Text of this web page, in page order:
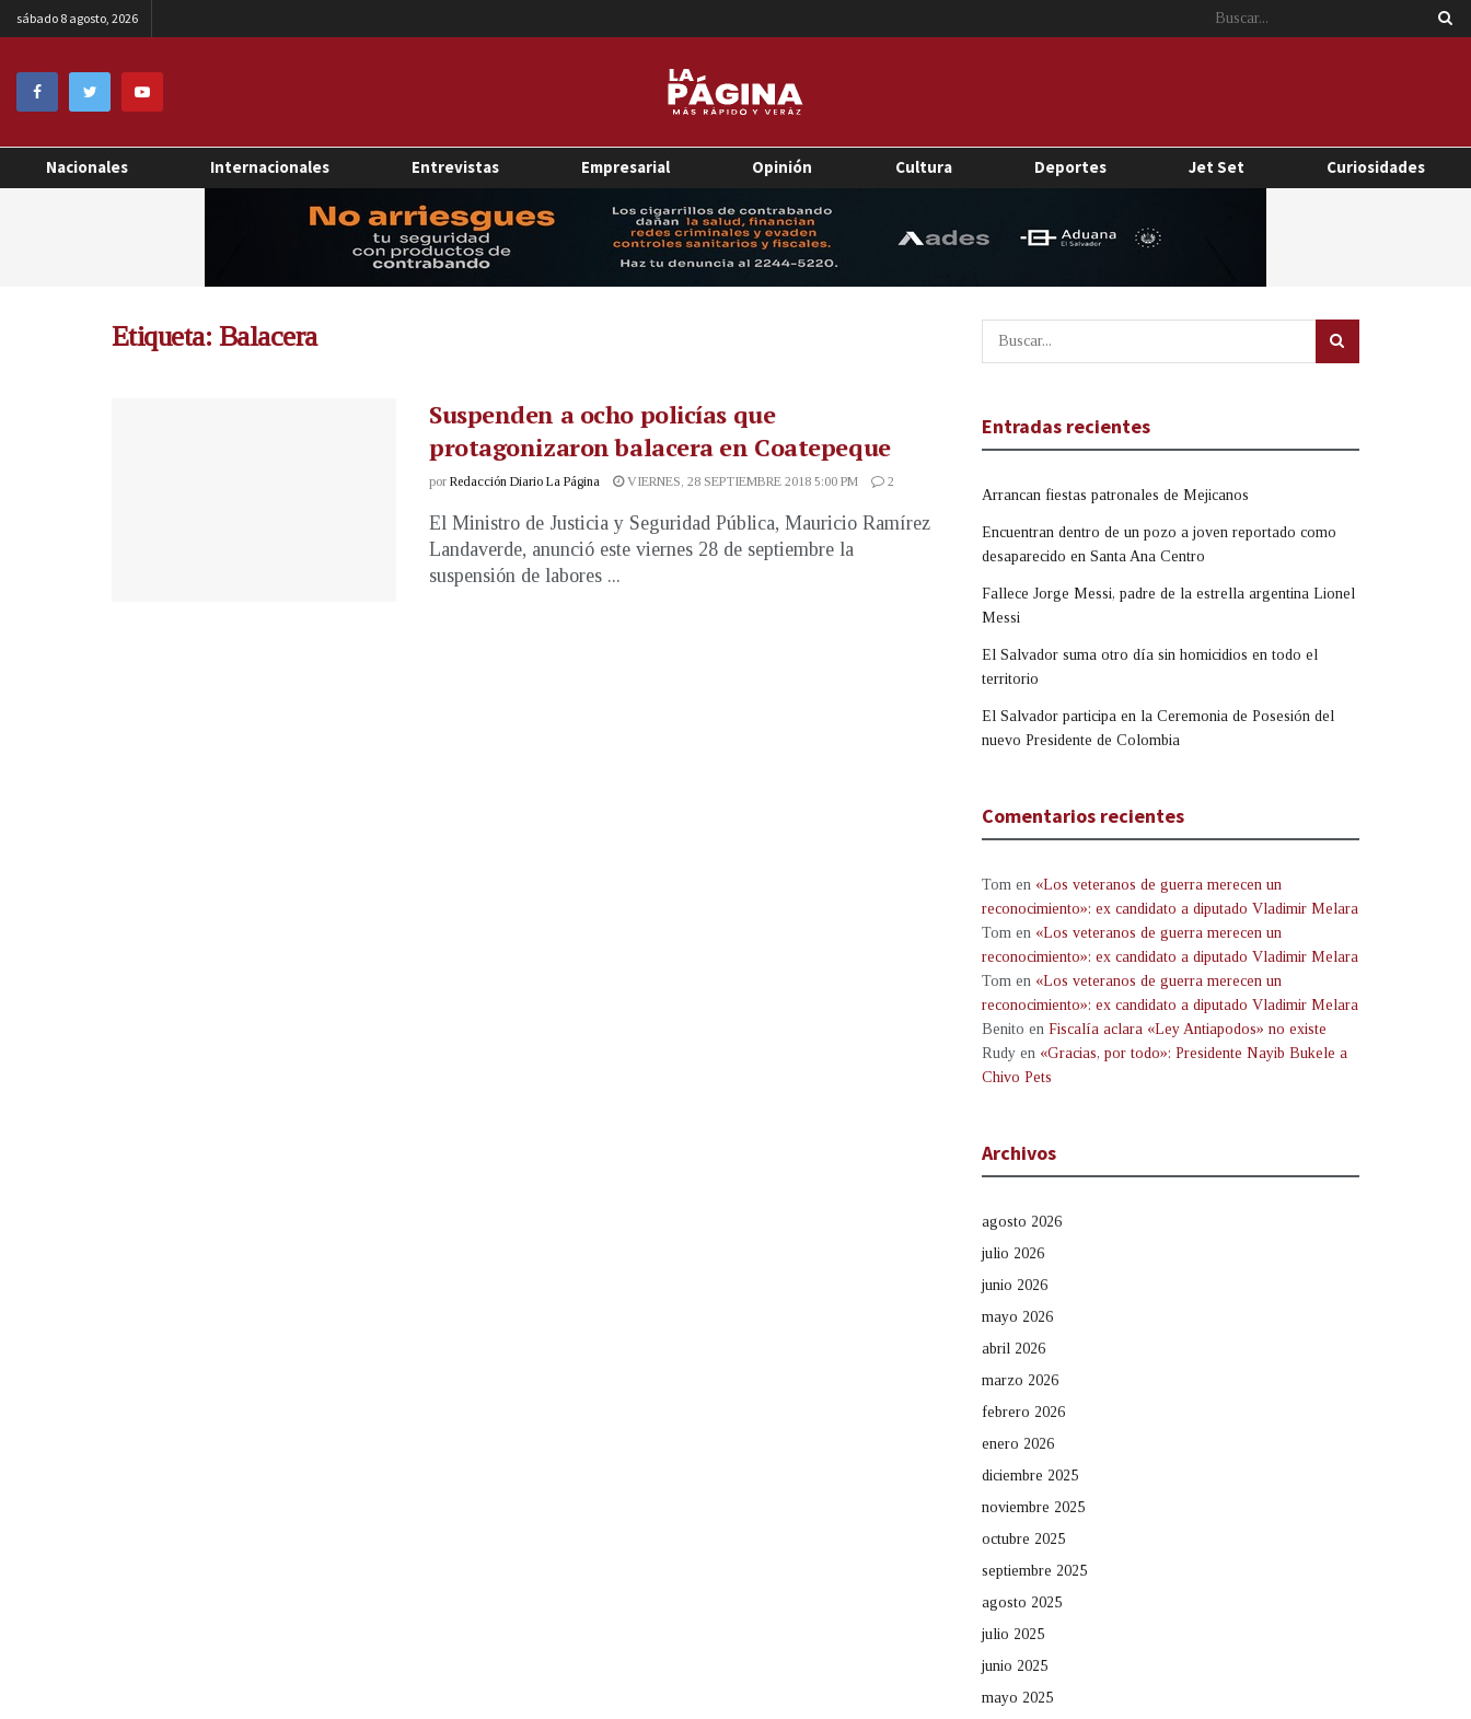
sábado 8 agosto, 2026
Nacionales Internacionales Entrevistas Empresarial Opinión Cultura Deportes Jet Set Curiosidades
Etiqueta: Balacera
Suspenden a ocho policías que
protagonizaron balacera en Coatepeque
por Redacción Diario La Página VIERNES, 28 SEPTIEMBRE 2018 5:00 PM 2
El Ministro de Justicia y Seguridad Pública, Mauricio Ramírez
Landaverde, anunció este viernes 28 de septiembre la
suspensión de labores ...
Entradas recientes
Arrancan fiestas patronales de Mejicanos
Encuentran dentro de un pozo a joven reportado como
desaparecido en Santa Ana Centro
Fallece Jorge Messi, padre de la estrella argentina Lionel
Messi
El Salvador suma otro día sin homicidios en todo el
territorio
El Salvador participa en la Ceremonia de Posesión del
nuevo Presidente de Colombia
Comentarios recientes
Tom en «Los veteranos de guerra merecen un
reconocimiento»: ex candidato a diputado Vladimir Melara
Tom en «Los veteranos de guerra merecen un
reconocimiento»: ex candidato a diputado Vladimir Melara
Tom en «Los veteranos de guerra merecen un
reconocimiento»: ex candidato a diputado Vladimir Melara
Benito en Fiscalía aclara «Ley Antiapodos» no existe
Rudy en «Gracias, por todo»: Presidente Nayib Bukele a
Chivo Pets
Archivos
agosto 2026
julio 2026
junio 2026
mayo 2026
abril 2026
marzo 2026
febrero 2026
enero 2026
diciembre 2025
noviembre 2025
octubre 2025
septiembre 2025
agosto 2025
julio 2025
junio 2025
mayo 2025